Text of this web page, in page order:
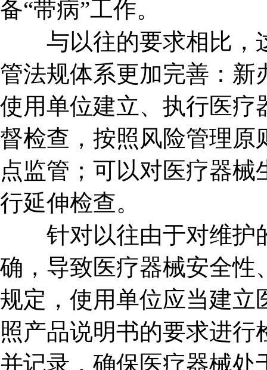
备“带病”工作。
与以往的要求相比，
管法规体系更加完善：新
使用单位建立、执行医疗
督检查，按照风险管理原
点监管；可以对医疗器
行延伸检查。
针对以往由于对维护
确，导致医疗器械安全性
规定，使用单位应当建立
照产品说明书的要求进
并记录，确保医疗器械处